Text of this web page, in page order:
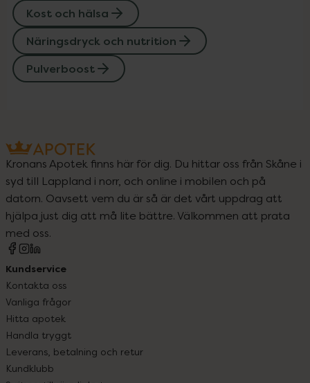
Kost och hälsa
Näringsdryck och nutrition
Pulverboost
Kronans Apotek finns här för dig. Du hittar oss från Skåne i
syd till Lappland i norr, och online i mobilen och på
datorn. Oavsett vem du är så är det vårt uppdrag att
hjälpa just dig att må lite bättre. Välkommen att prata
med oss.
Kundservice
Kontakta oss
Vanliga frågor
Hitta apotek
Handla tryggt
Leverans, betalning och retur
Kundklubb